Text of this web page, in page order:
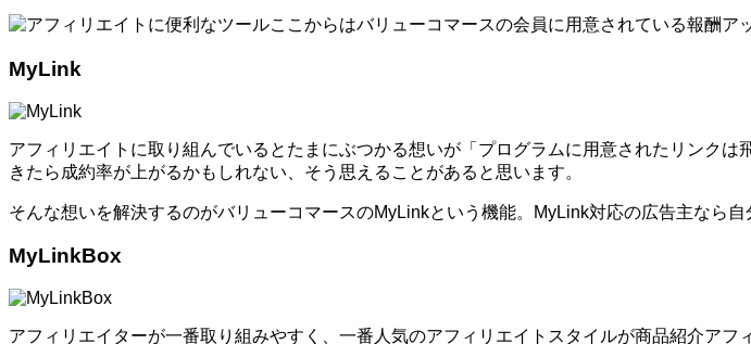
ここからはバリューコマースの会員に用意されている報酬ア
MyLink
アフィリエイトに取り組んでいるとたまにぶつかる想いが「プログラムに用意されたリンク
きたら成約率が上がるかもしれない、そう思えることがあると思います。
そんな想いを解決するのがバリューコマースのMyLinkという機能。MyLink対応の広告主なら
MyLinkBox
アフィリエイターが一番取り組みやすく、一番人気のアフィリエイトスタイルが商品紹介ア